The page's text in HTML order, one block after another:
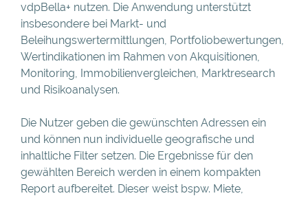
vdpBella+ nutzen. Die Anwendung unterstützt
insbesondere bei Markt- und
Beleihungswertermittlungen, Portfoliobewertungen,
Wertindikationen im Rahmen von Akquisitionen,
Monitoring, Immobilienvergleichen, Marktresearch
und Risikoanalysen.
Die Nutzer geben die gewünschten Adressen ein
und können nun individuelle geografische und
inhaltliche Filter setzen. Die Ergebnisse für den
gewählten Bereich werden in einem kompakten
Report aufbereitet. Dieser weist bspw. Miete,